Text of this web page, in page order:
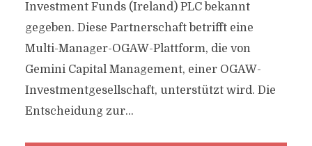
Investment Funds (Ireland) PLC bekannt
gegeben. Diese Partnerschaft betrifft eine
Multi-Manager-OGAW-Plattform, die von
Gemini Capital Management, einer OGAW-
Investmentgesellschaft, unterstützt wird. Die
Entscheidung zur...